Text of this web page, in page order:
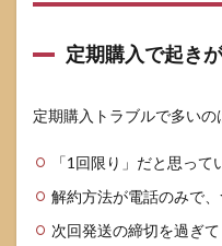
を残
状況
別に
れば
大丈
す
10.1
今日や
定期購入で起き
定期購入トラブルで多いの
「1回限り」だと思って
解約方法が電話のみで
次回発送の締切を過ぎ